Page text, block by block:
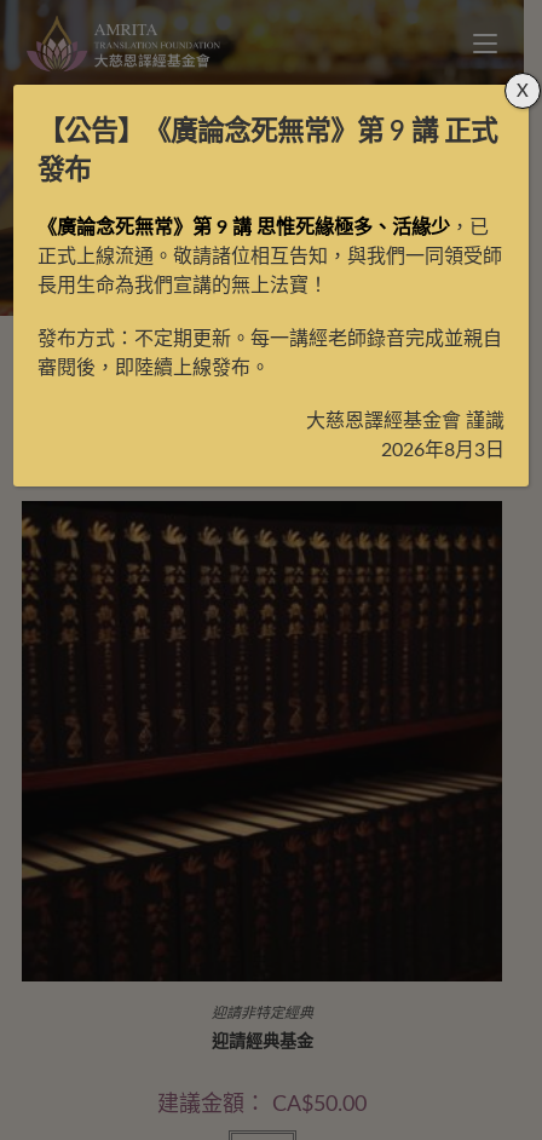
> 護持項目 > 單筆護持 > 護持迎請經典 > 迎請非特定經典
迎請非特定經典
迎請經典基金
建議金額： CA$50.00
【公告】 《廣論念死無常》第 9 講正式
發布
《廣論念死無常》第 9 講 思惟死緣極多、活緣少 ，已
正式上線流通。敬請諸位相互告知，與我們一同領受師
長用生命為我們宣講的無上法寶！
發布方式：不定期更新。每一講經老師錄音完成並親自
審閱後，即陸續上線發布。
大慈恩譯經基金會 謹識
2026年8月3日
X